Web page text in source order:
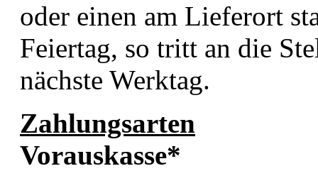
oder einen am Lieferort
Feiertag, so tritt an die
nächste Werktag.
Zahlungsarten
Vorauskasse*